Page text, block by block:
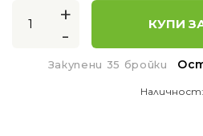
+
-
КУПИ
Закупени 35 бройки
Наличност: